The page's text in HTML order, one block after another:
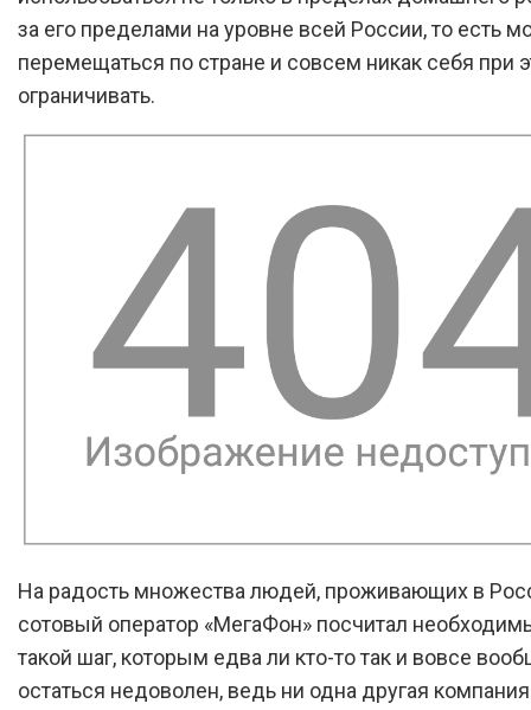
за его пределами на уровне всей России, то есть
перемещаться по стране и совсем никак себя при
ограничивать.
На радость множества людей, проживающих в
сотовый оператор «МегаФон» посчитал
такой шаг, которым едва ли кто-то так и вовсе
остаться недоволен, ведь ни одна другая